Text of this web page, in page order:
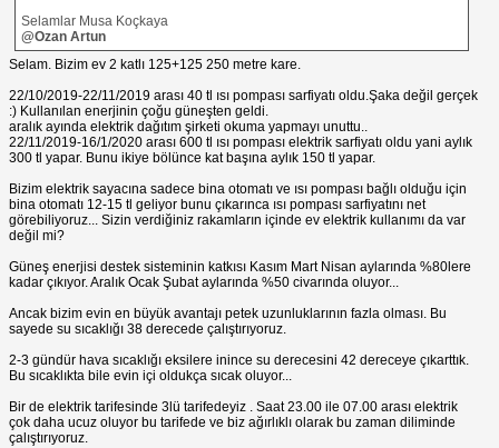
Selamlar Musa Koçkaya
@Ozan Artun
Selam. Bizim ev 2 katlı 125+125 250 metre kare.
22/10/2019-22/11/2019 arası 40 tl ısı pompası sarfiyatı oldu.Şaka değil gerçek
:) Kullanılan enerjinin çoğu güneşten geldi.
aralık ayında elektrik dağıtım şirketi okuma yapmayı unuttu..
22/11/2019-16/1/2020 arası 600 tl ısı pompası elektrik sarfiyatı oldu yani aylık
300 tl yapar. Bunu ikiye bölünce kat başına aylık 150 tl yapar.
Bizim elektrik sayacına sadece bina otomatı ve ısı pompası bağlı olduğu için
bina otomatı 12-15 tl geliyor bunu çıkarınca ısı pompası sarfiyatını net
görebiliyoruz... Sizin verdiğiniz rakamların içinde ev elektrik kullanımı da var
değil mi?
Güneş enerjisi destek sisteminin katkısı Kasım Mart Nisan aylarında %80lere
kadar çıkıyor. Aralık Ocak Şubat aylarında %50 civarında oluyor...
Ancak bizim evin en büyük avantajı petek uzunluklarının fazla olması. Bu
sayede su sıcaklığı 38 derecede çalıştırıyoruz.
2-3 gündür hava sıcaklığı eksilere inince su derecesini 42 dereceye çıkarttık.
Bu sıcaklıkta bile evin içi oldukça sıcak oluyor...
Bir de elektrik tarifesinde 3lü tarifedeyiz . Saat 23.00 ile 07.00 arası elektrik
çok daha ucuz oluyor bu tarifede ve biz ağırlıklı olarak bu zaman diliminde
çalıştırıyoruz.